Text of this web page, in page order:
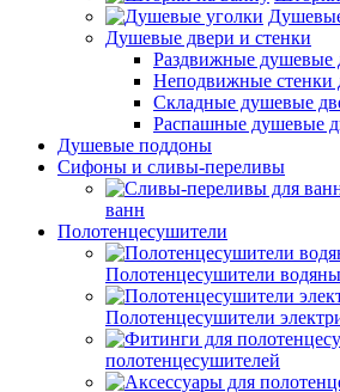
Душевые двери и стенки
Раздвижные душевые
Неподвижные стенки
Складные душевые
Распашные душевые
Душевые поддоны
Сифоны и сливы-переливы
ванн
Полотенцесушители
Полотенцесушители
Полотенцесушители
полотенцесушителей